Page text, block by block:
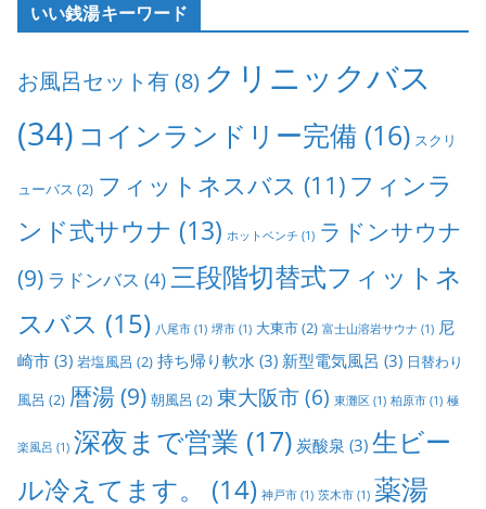
いい銭湯キーワード
お風呂セット有(8) クリニックバス
(34) コインランドリー完備 (16) スクリ
ューバス (2) フィットネスバス (11)フィンラ
ンド式サウナ (13) ホットベンチ (1) ラドンサウナ
(9) ラドンバス (4)三段階切替式フィットネ
スバス (15) 八尾市 (1) 堺市 (1) 大東市(2) 富士山溶岩サウナ (1) 尼
崎市 (3) 岩塩風呂 (2) 持ち帰り軟水 (3) 新型電気風呂 (3) 日替わり
風呂 (2) 暦湯(9) 朝風呂 (2) 東大阪市(6) 東灘区 (1) 柏原市 (1) 極
楽風呂 (1) 深夜まで営業 (17) 炭酸泉 (3) 生ビー
ル冷えてます。
(14) 神戸市 (1) 茨木市 (1) 薬湯